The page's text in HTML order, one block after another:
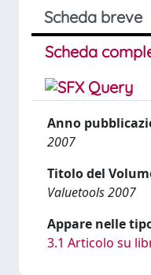
Scheda breve
Scheda
Anno
2007
Titolo del
Valuetools 2007
Appare nelle
3.1 Articolo su